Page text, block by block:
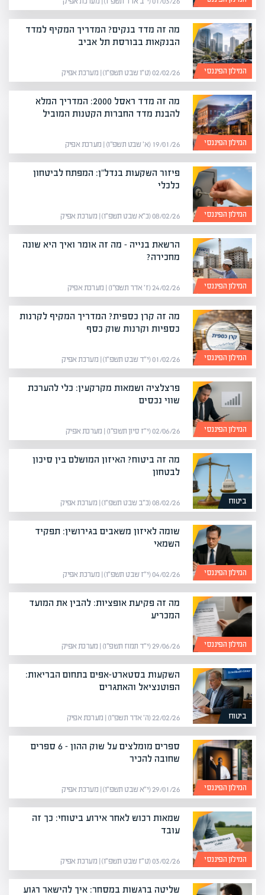
המילון הפיננסי
מה זה מדד בנקים? המדריך המקיף למדד
הבנקאות בבורסת תל אביב
02/02/26 (ט״ו שבט תשפ״ו) | מערכת אפיק
המילון הפיננסי
מה זה מדד ראסל 2000: המדריך המלא
להבנת מדד החברות הקטנות המוביל
19/01/26 (א׳ שבט תשפ״ו) | מערכת אפיק
המילון הפיננסי
פיזור השקעות בנדל"ן: המפתח לביטחון
כלכלי
08/02/26 (כ״א שבט תשפ״ו) | מערכת אפיק
המילון הפיננסי
הרשאת בנייה – מה זה אומר ואיך היא שונה
מחכירה?
24/02/26 (ז׳ אדר תשפ״ו) | מערכת אפיק
המילון הפיננסי
מה זה קרן כספית? המדריך המקיף לקרנות
כספיות וקרנות שוק כסף
01/02/26 (י״ד שבט תשפ״ו) | מערכת אפיק
המילון הפיננסי
פרצלציה ושמאות מקרקעין: כלי להערכת
שווי נכסים
02/06/26 (י״ז סיון תשפ״ו) | מערכת אפיק
ביטוח
מה זה ביטוח? האיזון המושלם בין סיכון
לבטחון
08/02/26 (כ״ב שבט תשפ״ו) | מערכת אפיק
המילון הפיננסי
שומה לאיזון משאבים בגירושין: תפקיד
השמאי
04/02/26 (י״ז שבט תשפ״ו) | מערכת אפיק
המילון הפיננסי
מה זה פקיעת אופציות: להבין את המועד
המכריע
29/06/26 (י״ד תמוז תשפ״ו) | מערכת אפיק
ביטוח
השקעות בסטארט-אפים בתחום הבריאות:
הפוטנציאל והאתגרים
22/02/26 (ה׳ אדר תשפ״ו) | מערכת אפיק
המילון הפיננסי
ספרים מומלצים על שוק ההון – 6 ספרים
שחובה להכיר
29/01/26 (י״א שבט תשפ״ו) | מערכת אפיק
המילון הפיננסי
שמאות רכוש לאחר אירוע ביטוחי: כך זה
עובד
03/02/26 (ט״ז שבט תשפ״ו) | מערכת אפיק
שליטה ברגשות במסחר: איך להישאר רגוע